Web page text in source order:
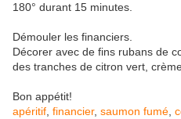
180° durant 15 minutes.
Démouler les financiers.
Décorer avec de fins rubans de
des tranches de citron vert,
Bon appétit!
apéritif financier, saumon fumé